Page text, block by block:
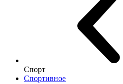
Спорт
Спортивное